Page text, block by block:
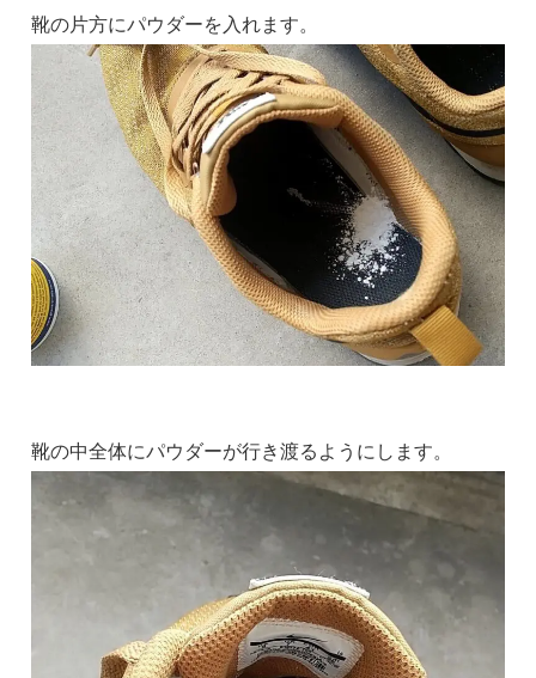
靴の片方にパウダーを入れます。
靴の中全体にパウダーが行き渡るようにします。